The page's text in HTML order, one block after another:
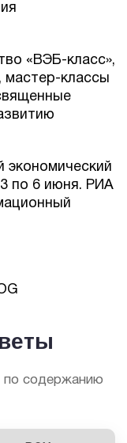
«ВЭБ-класс»,
мастер-классы
экономический
по 6 июня. РИА
по содержанию